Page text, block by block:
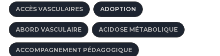
ACCÈS VASCULAIRES ADOPTION
ABORD VASCULAIRE ACIDOSE MÉTABOLIQUE
ACCOMPAGNEMENT PÉDAGOGIQUE